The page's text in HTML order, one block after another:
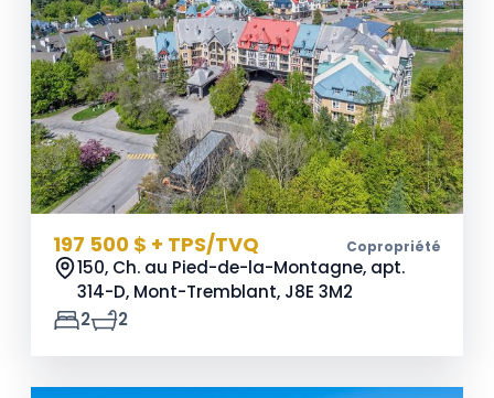
197 500 $ + TPS/TVQ Copropriété
150, Ch. au Pied-de-la-Montagne, apt.
314-D, Mont-Tremblant, J8E 3M2
2
2